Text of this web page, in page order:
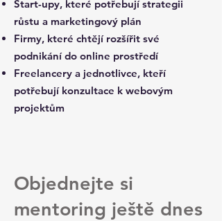
Start-upy, které potřebují strategii
růstu a marketingový plán
Firmy, které chtějí rozšířit své
podnikání do online prostředí
Freelancery a jednotlivce, kteří
potřebují konzultace k webovým
projektům
Objednejte si
mentoring ještě dnes